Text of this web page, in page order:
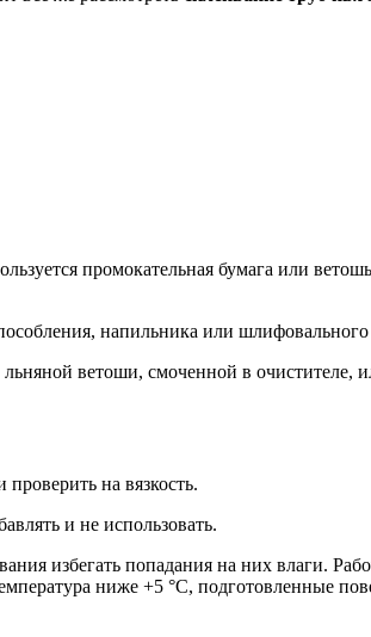
промокательная бумага или
напильника или
ветоши, смоченной в очистителе,
на вязкость.
и не использовать.
избегать попадания на них влаги.
ниже +5 °С, подготовленные